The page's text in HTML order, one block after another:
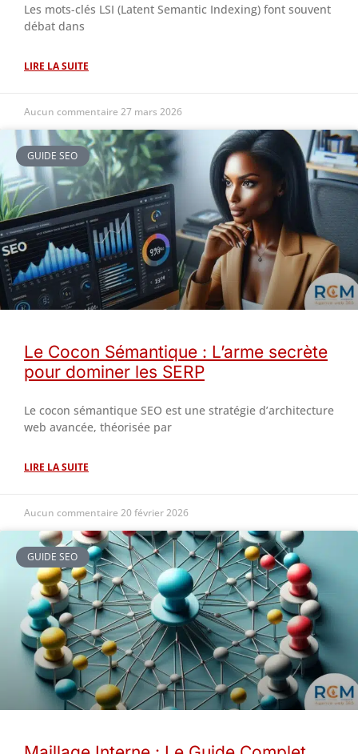
Les mots-clés LSI (Latent Semantic Indexing) font souvent
débat dans
LIRE LA SUITE
Aucun commentaire 27 mars 2026
GUIDE SEO
Le Cocon Sémantique : L’arme secrète
pour dominer les SERP
Le cocon sémantique SEO est une stratégie d’architecture
web avancée, théorisée par
LIRE LA SUITE
Aucun commentaire 20 février 2026
GUIDE SEO